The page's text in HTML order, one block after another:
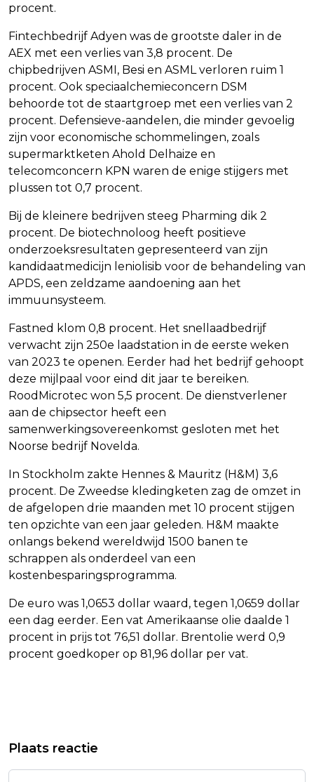
procent.
Fintechbedrijf Adyen was de grootste daler in de
AEX met een verlies van 3,8 procent. De
chipbedrijven ASMI, Besi en ASML verloren ruim 1
procent. Ook speciaalchemieconcern DSM
behoorde tot de staartgroep met een verlies van 2
procent. Defensieve-aandelen, die minder gevoelig
zijn voor economische schommelingen, zoals
supermarktketen Ahold Delhaize en
telecomconcern KPN waren de enige stijgers met
plussen tot 0,7 procent.
Bij de kleinere bedrijven steeg Pharming dik 2
procent. De biotechnoloog heeft positieve
onderzoeksresultaten gepresenteerd van zijn
kandidaatmedicijn leniolisib voor de behandeling van
APDS, een zeldzame aandoening aan het
immuunsysteem.
Fastned klom 0,8 procent. Het snellaadbedrijf
verwacht zijn 250e laadstation in de eerste weken
van 2023 te openen. Eerder had het bedrijf gehoopt
deze mijlpaal voor eind dit jaar te bereiken.
RoodMicrotec won 5,5 procent. De dienstverlener
aan de chipsector heeft een
samenwerkingsovereenkomst gesloten met het
Noorse bedrijf Novelda.
In Stockholm zakte Hennes & Mauritz (H&M) 3,6
procent. De Zweedse kledingketen zag de omzet in
de afgelopen drie maanden met 10 procent stijgen
ten opzichte van een jaar geleden. H&M maakte
onlangs bekend wereldwijd 1500 banen te
schrappen als onderdeel van een
kostenbesparingsprogramma.
De euro was 1,0653 dollar waard, tegen 1,0659 dollar
een dag eerder. Een vat Amerikaanse olie daalde 1
procent in prijs tot 76,51 dollar. Brentolie werd 0,9
procent goedkoper op 81,96 dollar per vat.
TREINEN GRONINGEN OM STAKING
VERSCHILLENDE ONGELUKKEN DOOR
GLADHEID
Plaats reactie